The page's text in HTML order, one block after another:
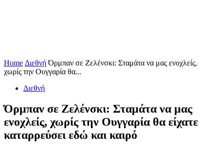
Home Διεθνή Όρμπαν σε Zελένσκι: Σταμάτα να μας ενοχλείς,
χωρίς την Ουγγαρία θα...
Διεθνή
Όρμπαν σε Zελένσκι: Σταμάτα να μας
ενοχλείς, χωρίς την Ουγγαρία θα είχατε
καταρρεύσει εδώ και καιρό